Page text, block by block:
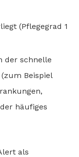
(Pflegegrad 1
der schnelle
Beispiel
häufiges
als